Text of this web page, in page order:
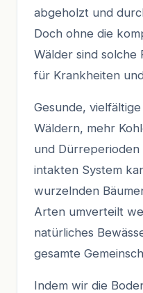
abgeholzt und
Doch ohne die
Wälder sind solche
für Krankheiten
Gesunde,
Wäldern, mehr
und
intakten System
wurzelnden
Arten umverteilt
natürliches
gesamte
Indem wir die